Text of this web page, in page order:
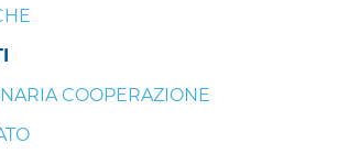
COOPERAZIONE